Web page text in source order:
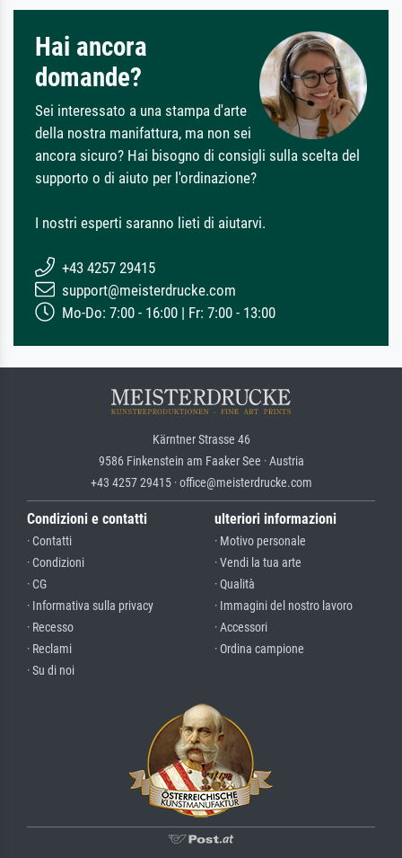
Hai ancora
domande?
Sei interessato a una stampa d'arte
della nostra manifattura, ma non sei
ancora sicuro? Hai bisogno di consigli sulla scelta del
supporto o di aiuto per l'ordinazione?
I nostri esperti saranno lieti di aiutarvi.
+43 4257 29415
support@meisterdrucke.com
Mo-Do: 7:00 - 16:00 | Fr: 7:00 - 13:00
Kärntner Strasse 46
9586 Finkenstein am Faaker See · Austria
+43 4257 29415 · office@meisterdrucke.com
Condizioni e contatti
· Contatti
· Condizioni
· CG
· Informativa sulla privacy
· Recesso
· Reclami
· Su di noi
ulteriori informazioni
· Motivo personale
· Vendi la tua arte
· Qualità
· Immagini del nostro lavoro
· Accessori
· Ordina campione